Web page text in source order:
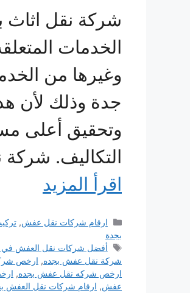
شركة نقل اثاث
الخدمات
وغيرها من
جدة وذلك لأن
وتحقيق أعلى
التكاليف.
اقرأ المزيد
التصنيفات
ارقام شركات نقل عفش,
بجدة
الوسوم
أفضل شركات نقل العفش في
شركة نقل عفش بجده, ارخص
ارخص شركه نقل عفش بجده,
عفش, ارقام شركات نقل العفش